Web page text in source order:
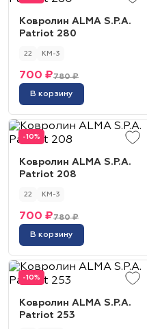
Ковролин ALMA S.P.A.
Patriot 280
22 КМ-3
780 ₽
700 ₽
В корзину
-10%
Ковролин ALMA S.P.A.
Patriot 208
22 КМ-3
780 ₽
700 ₽
В корзину
-10%
Ковролин ALMA S.P.A.
Patriot 253